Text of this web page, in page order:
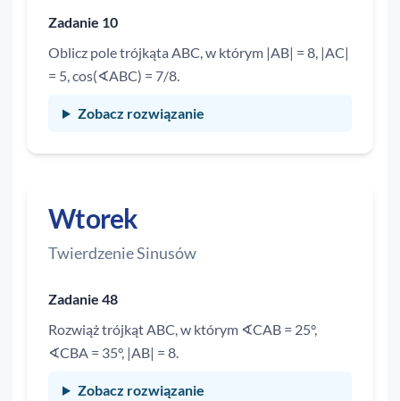
Zadanie 10
Oblicz pole trójkąta ABC, w którym |AB| = 8, |AC|
= 5, cos(∢ABC) = 7/8.
Zobacz rozwiązanie
Wtorek
Twierdzenie Sinusów
Zadanie 48
Rozwiąż trójkąt ABC, w którym ∢CAB = 25°,
∢CBA = 35°, |AB| = 8.
Zobacz rozwiązanie